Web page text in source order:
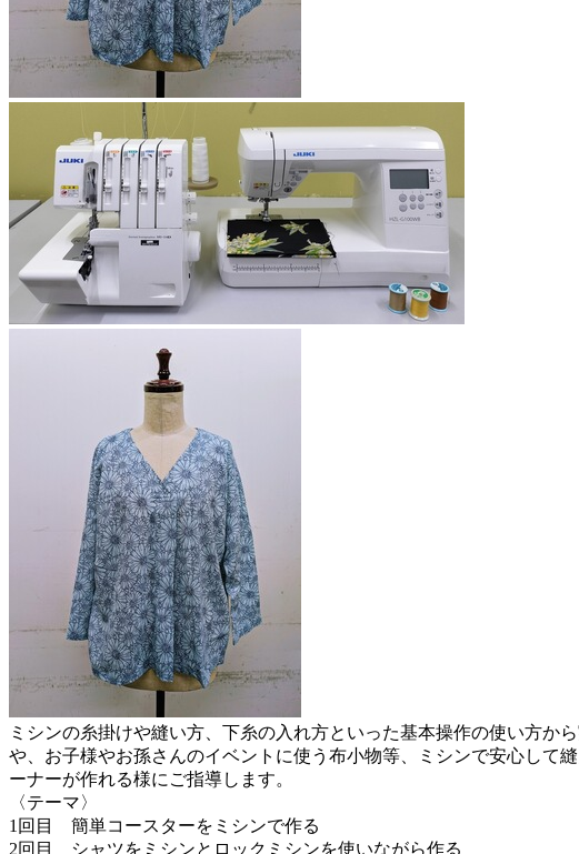
ミシンの糸掛けや縫い方、下糸の入れ方といった基本操作の使い方か
や、お子様やお孫さんのイベントに使う布小物等、ミシンで安心して
ーナーが作れる様にご指導します。
〈テーマ〉
1回目 簡単コースターをミシンで作る
2回目 シャツをミシンとロックミシンを使いながら作る